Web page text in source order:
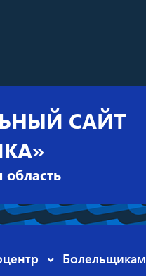
САЙТ
область
Болельщикам